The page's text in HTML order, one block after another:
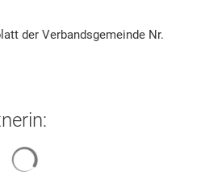
der Verbandsgemeinde Nr.